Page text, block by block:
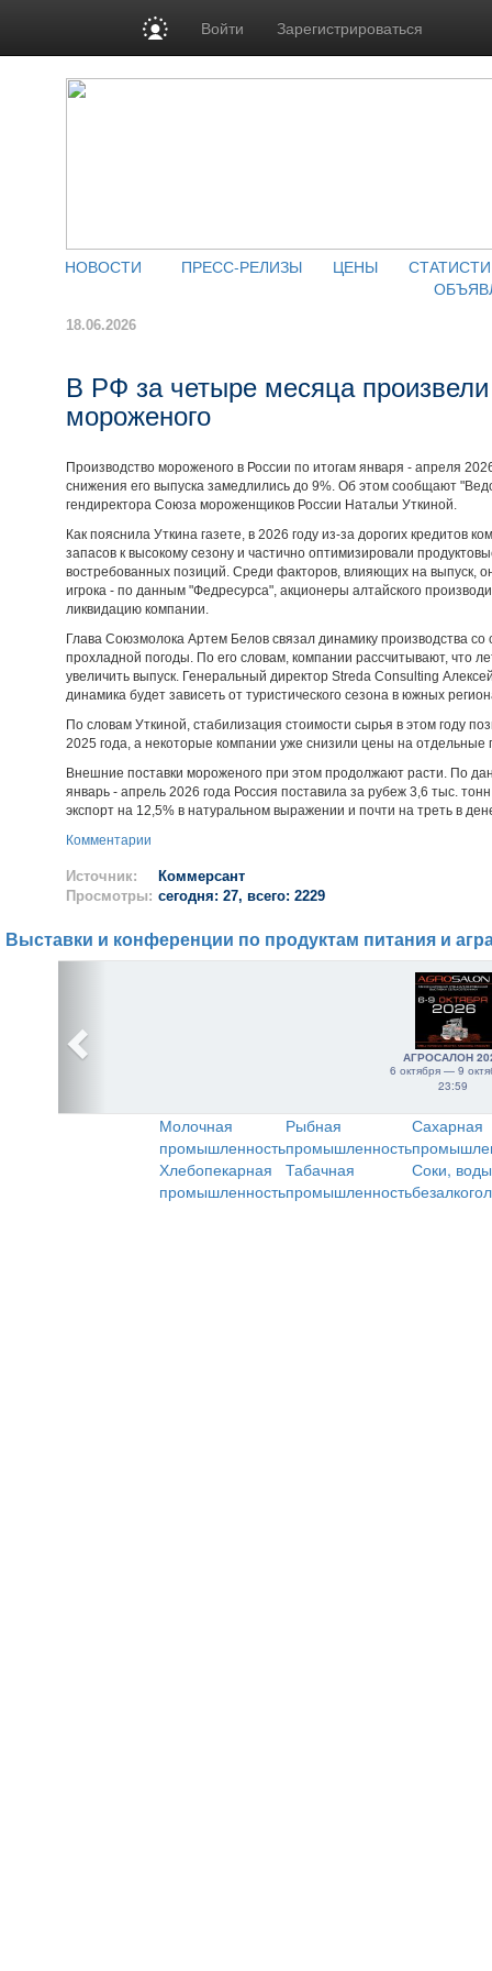
Войти Зарегистрироваться
НОВОСТИ ПРЕСС-РЕЛИЗЫ ЦЕНЫ
18.06.2026
В РФ за четыре месяца
мороженого
Производство мороженого в России по итогам января - апреля
снижения его выпуска замедлились до 9%. Об этом сообщают
гендиректора Союза мороженщиков России Натальи Уткиной.
Как пояснила Уткина газете, в 2026 году из-за дорогих
запасов к высокому сезону и частично оптимизировали
востребованных позиций. Среди факторов, влияющих на выпуск,
игрока - по данным "Федресурса", акционеры алтайского
ликвидацию компании.
Глава Союзмолока Артем Белов связал динамику производства
прохладной погоды. По его словам, компании рассчитывают, что
увеличить выпуск. Генеральный директор Streda Consulting
динамика будет зависеть от туристического сезона в южных
По словам Уткиной, стабилизация стоимости сырья в этом году
2025 года, а некоторые компании уже снизили цены на
Внешние поставки мороженого при этом продолжают расти. По
январь - апрель 2026 года Россия поставила за рубеж 3,6 тыс.
экспорт на 12,5% в натуральном выражении и почти на треть в
Комментарии
Источник:
Коммерсант
Просмотры: сегодня: 27, всего: 2229
Выставки и конференции по продуктам питания и
АГРОСАЛОН
6 октября — 9
23:59
Молочная
промышленность
Рыбная
промышленность
Сахарная
Хлебопекарная
промышленность
Табачная
промышленность
Соки,